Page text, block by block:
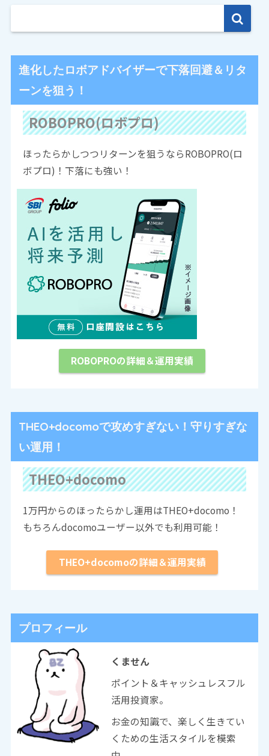
進化したロボアドバイザーで下落回避＆リタ
ーンを狙う！
ROBOPRO(ロボプロ)
ほったらかしつつリターンを狙うならROBOPRO(ロ
ボプロ)！下落にも強い！
ROBOPROの詳細＆運用実績
THEO+docomoで攻めすぎない！守りすぎな
い運用！
THEO+docomo
1万円からのほったらかし運用はTHEO+docomo！
もちろんdocomoユーザー以外でも利用可能！
THEO+docomoの詳細＆運用実績
プロフィール
くません
ポイント＆キャッシュレスフル
活用投資家。
お金の知識で、楽しく生きてい
くための生活スタイルを模索